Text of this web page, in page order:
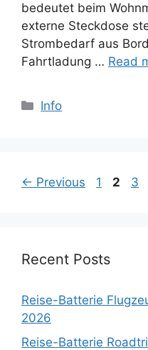
bedeutet beim
externe Steckdose
Strombedarf aus
Fahrtladung … Read
Categories
Info
← Previous Page
1 Page
2 3
Recent Posts
Reise-Batterie
2026
Reise-Batterie